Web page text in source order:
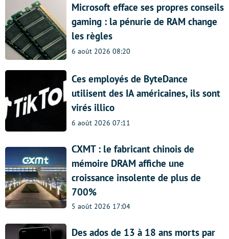
Microsoft efface ses propres conseils
gaming : la pénurie de RAM change
les règles
6 août 2026 08:20
Ces employés de ByteDance
utilisent des IA américaines, ils sont
virés illico
6 août 2026 07:11
CXMT : le fabricant chinois de
mémoire DRAM affiche une
croissance insolente de plus de
700%
5 août 2026 17:04
Des ados de 13 à 18 ans morts par